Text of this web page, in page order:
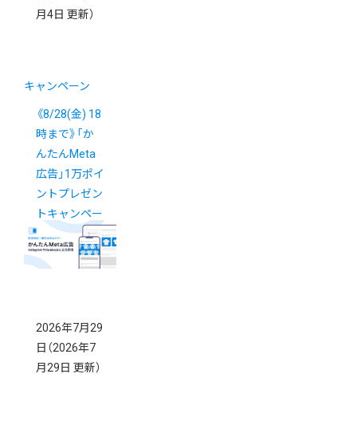
月4日 更新）
キャンペーン
《8/28(金) 18
時まで》「か
んたんMeta
広告」1万ポイ
ントプレゼン
トキャンペー
ンNew!
2026年7月29
日 （2026年7
月29日 更新）